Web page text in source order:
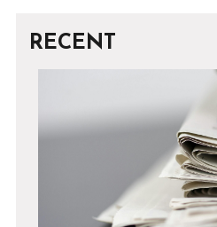
RECENT